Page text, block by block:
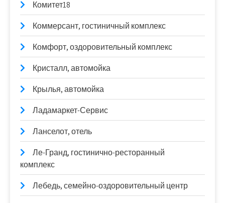
Комитет18
Коммерсант, гостиничный комплекс
Комфорт, оздоровительный комплекс
Кристалл, автомойка
Крылья, автомойка
Ладамаркет-Сервис
Ланселот, отель
Ле-Гранд, гостинично-ресторанный
комплекс
Лебедь, семейно-оздоровительный центр